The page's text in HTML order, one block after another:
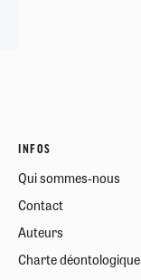
INFOS
Qui sommes-nous
Contact
Auteurs
Charte déontologique